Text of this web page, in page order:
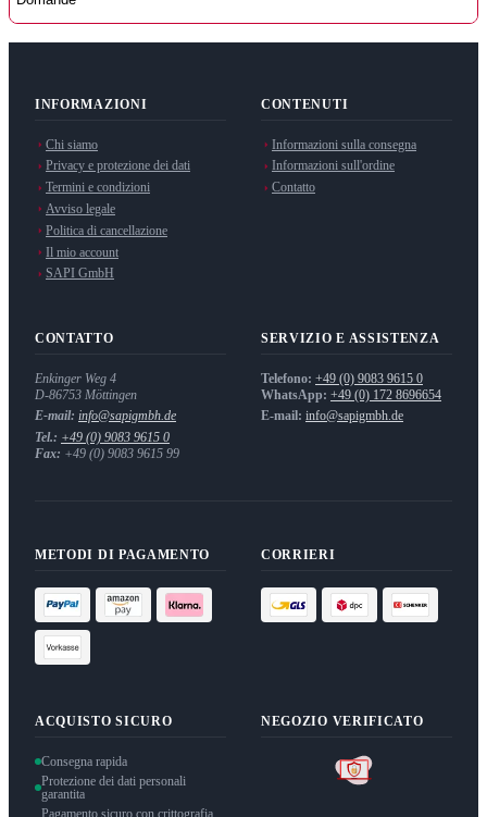
INFORMAZIONI
Chi siamo
Privacy e protezione dei dati
Termini e condizioni
Avviso legale
Politica di cancellazione
Il mio account
SAPI GmbH
CONTENUTI
Informazioni sulla consegna
Informazioni sull'ordine
Contatto
CONTATTO
Enkinger Weg 4
D-86753 Möttingen
E-mail: info@sapigmbh.de
Tel.: +49 (0) 9083 9615 0
Fax: +49 (0) 9083 9615 99
SERVIZIO E ASSISTENZA
Telefono: +49 (0) 9083 9615 0
WhatsApp: +49 (0) 172 8696654
E-mail: info@sapigmbh.de
METODI DI PAGAMENTO CORRIERI
ACQUISTO SICURO
Consegna rapida
Protezione dei dati personali
garantita
Pagamento sicuro con crittografia
NEGOZIO VERIFICATO